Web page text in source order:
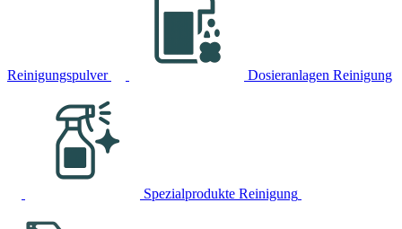
Reinigungspulver Dosieranlagen Reinigung
Spezialprodukte Reinigung